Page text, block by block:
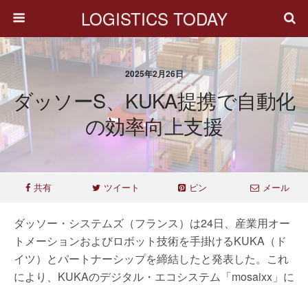
LOGISTICS TODAY
2025年2月26日
ダッソーS、KUKA提携で自動化
の効率向上支援
共有 ツイート ピン メール
ダッソー・システムズ（フランス）は24日、産業用オー
トメーションおよびロボット技術を手掛けるKUKA（ド
イツ）とパートナーシップを締結したと発表した。これ
により、KUKAのデジタル・エコシステム「mosaixx」に